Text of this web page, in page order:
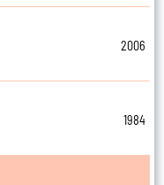
2006
1984